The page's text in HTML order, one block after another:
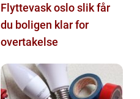
Flyttevask oslo slik får
du boligen klar for
overtakelse